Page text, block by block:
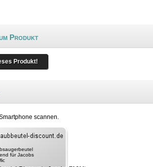
Produkt
Produkt!
scannen.
für Jacobs